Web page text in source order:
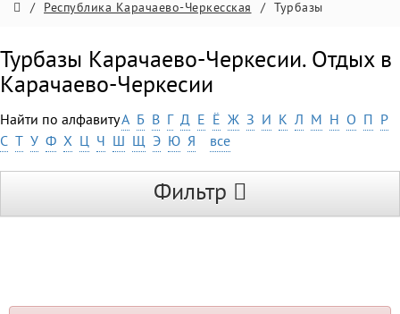
/ Республика Карачаево-Черкесская / Турбазы
Турбазы Карачаево-Черкесии. Отдых в
Карачаево-Черкесии
Найти по алфавитуА Б В Г Д Е Ё Ж З И К Л М Н О П Р
С Т У Ф Х Ц Ч Ш Щ Э Ю Я все
Фильтр